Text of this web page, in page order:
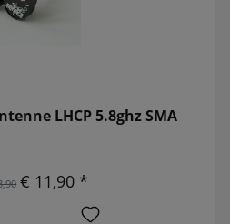
LHCP 5.8ghz SMA
€ 11,90 *